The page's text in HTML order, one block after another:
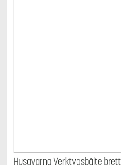
Husqvarna Verktygsbälte brett